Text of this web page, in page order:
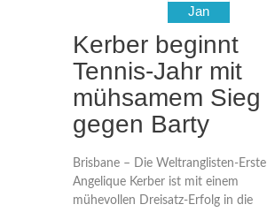
Jan
Kerber beginnt
Tennis-Jahr mit
mühsamem Sieg
gegen Barty
Brisbane – Die Weltranglisten-Erste
Angelique Kerber ist mit einem
mühevollen Dreisatz-Erfolg in die